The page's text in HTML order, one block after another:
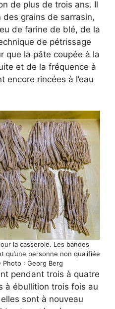
de plus de trois ans. Il
des grains de sarrasin,
de farine de blé, de la
de pétrissage
que la pâte coupée à la
et de la fréquence à
encore rincées à l’eau
la casserole. Les bandes
qu’une personne non qualifiée
: Georg Berg
pendant trois à quatre
à ébullition trois fois au
sont à nouveau